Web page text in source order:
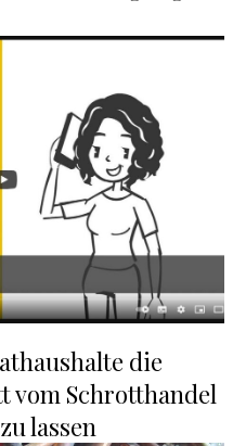
die
vom Schrotthandel
lassen